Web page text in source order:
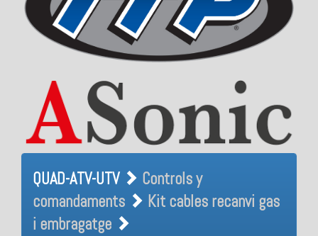
QUAD-ATV-UTV Controls y
comandaments Kit cables
recanvi gas i embragatge
QUAD-ATV-UTV
Controls y
comandaments
Kit cables recanvi gas
i embragatge